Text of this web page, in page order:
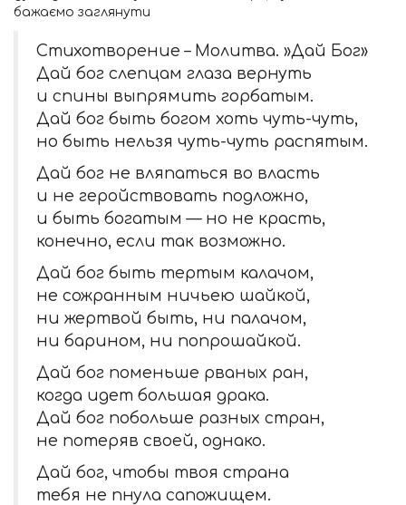
бажаємо заглянути
Стихотворение – Молитва. »Дай Бог»
Дай бог слепцам глаза вернуть
и спины выпрямить горбатым.
Дай бог быть богом хоть чуть-чуть,
но быть нельзя чуть-чуть распятым.
Дай бог не вляпаться во власть
и не геройствовать подложно,
и быть богатым — но не красть,
конечно, если так возможно.
Дай бог быть тертым калачом,
не сожранным ничьею шайкой,
ни жертвой быть, ни палачом,
ни барином, ни попрошайкой.
Дай бог поменьше рваных ран,
когда идет большая драка.
Дай бог побольше разных стран,
не потеряв своей, однако.
Дай бог, чтобы твоя страна
тебя не пнула сапожищем.